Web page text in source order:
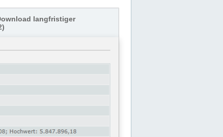
langfristiger